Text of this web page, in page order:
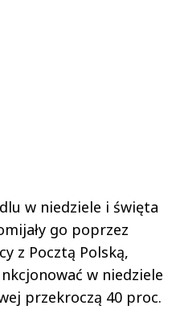
w niedziele i święta
go poprzez
z Pocztą Polską,
w niedziele
przekroczą 40 proc.